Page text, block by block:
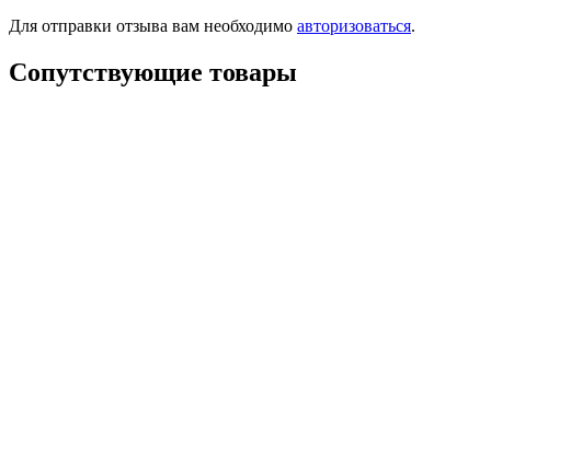
Для отправки отзыва вам необходимо авторизоваться.
Сопутствующие товары